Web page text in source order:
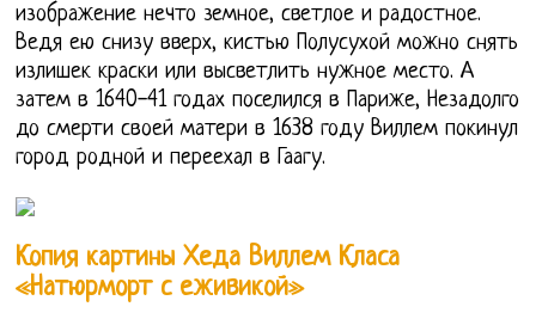
изображение нечто земное, светлое и радостное.
Ведя ею снизу вверх, кистью Полусухой можно снять
излишек краски или высветлить нужное место. А
затем в 1640-41 годах поселился в Париже, Незадолго
до смерти своей матери в 1638 году Виллем покинул
город родной и переехал в Гаагу.
Копия картины Хеда Виллем Класа
«Натюрморт с еживикой»